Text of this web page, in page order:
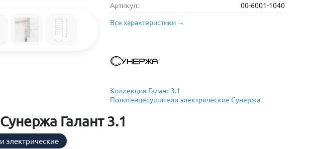
Артикул:
00-6001-1040
Все характеристики →
Коллекция Галант 3.1
Полотенцесушители электрические Сунержа
Галант 3.1
электрические